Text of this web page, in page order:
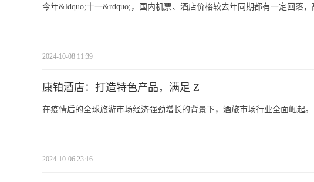
今年&ldquo;十一&rdquo;，国内机票、酒店价格较去年同期都有一定回落，
2024-10-08 11:39
康铂酒店：打造特色产品，满足 Z
在疫情后的全球旅游市场经济强劲增长的背景下，酒旅市场行业全面崛起。
2024-10-06 23:16